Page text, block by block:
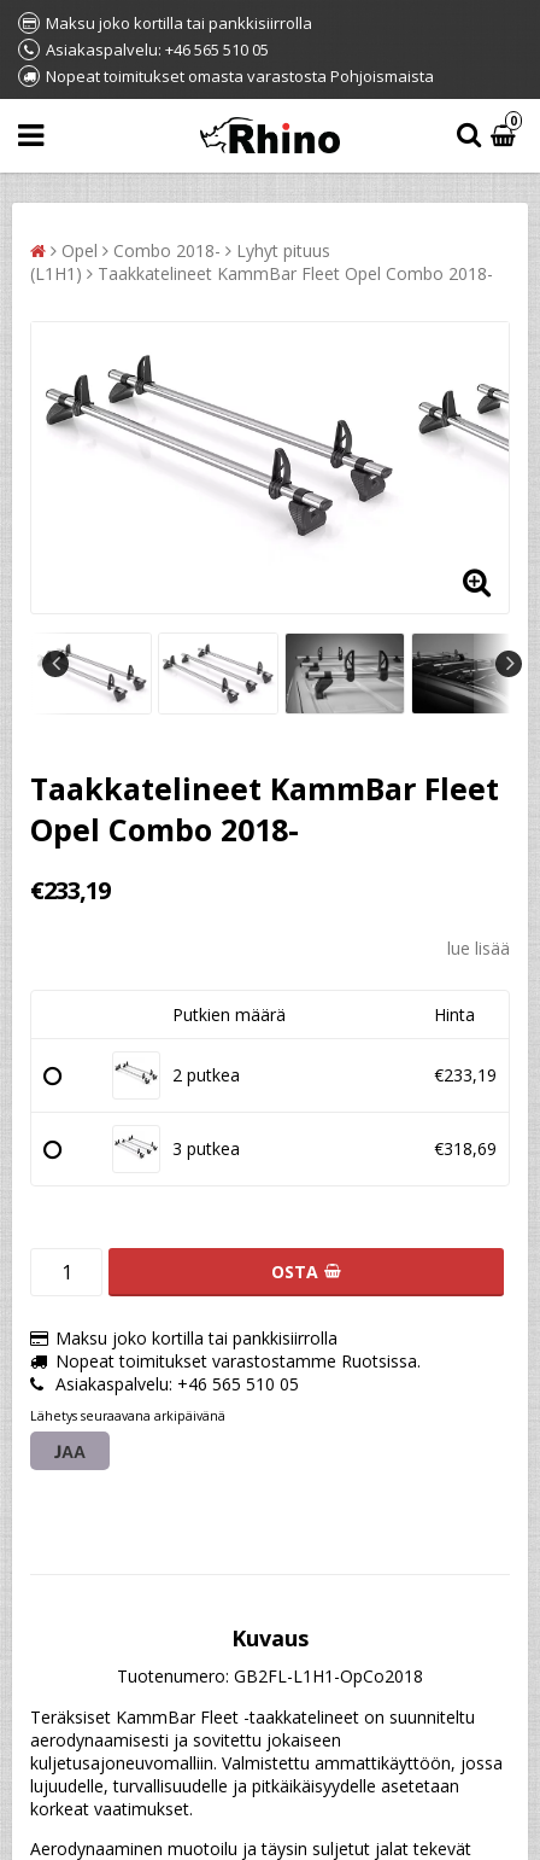
Maksu joko kortilla tai pankkisiirrolla
Asiakaspalvelu: +46 565 510 05
Nopeat toimitukset omasta varastosta Pohjoismaista
0
Opel Combo 2018-
Lyhyt pituus
(L1H1)
Taakkatelineet KammBar Fleet Opel Combo 2018-
Taakkatelineet KammBar Fleet
Opel Combo 2018-
€233,19
lue lisää
Putkien määrä Hinta
2 putkea €233,19
3 putkea €318,69
OSTA
Maksu joko kortilla tai pankkisiirrolla
Nopeat toimitukset varastostamme Ruotsissa.
Asiakaspalvelu: +46 565 510 05
Lähetys seuraavana arkipäivänä
JAA
Kuvaus
Tuotenumero: GB2FL-L1H1-OpCo2018
Teräksiset KammBar Fleet -taakkatelineet on suunniteltu
aerodynaamisesti ja sovitettu jokaiseen
kuljetusajoneuvomalliin. Valmistettu ammattikäyttöön, jossa
lujuudelle, turvallisuudelle ja pitkäikäisyydelle asetetaan
korkeat vaatimukset.
Aerodynaaminen muotoilu ja täysin suljetut jalat tekevät